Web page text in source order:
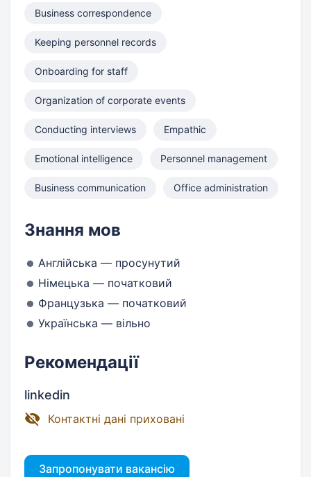
Business correspondence
Keeping personnel records
Onboarding for staff
Organization of corporate events
Conducting interviews Empathic
Emotional intelligence Personnel management
Business communication Office administration
Знання мов
Англійська — просунутий
Німецька — початковий
Французька — початковий
Українська — вільно
Рекомендації
linkedin
Контактні дані приховані
Запропонувати вакансію